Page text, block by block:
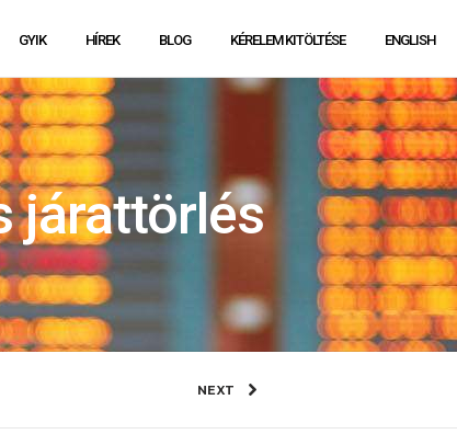
GYIK HÍREK BLOG KÉRELEM KITÖLTÉSE ENGLISH
járattörlés
NEXT